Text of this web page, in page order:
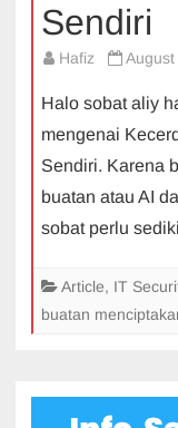
Sendiri
Hafiz
Halo sobat aliy
mengenai
Sendiri. Karena
buatan atau AI
sobat perlu
Article, IT
buatan